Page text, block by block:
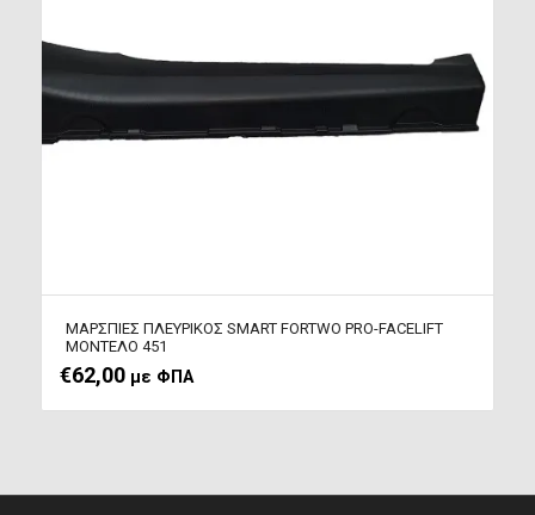
ΜΑΡΣΠΙΕΣ ΠΛΕΥΡΙΚΟΣ SMART FORTWΟ PRO-FACELIFT
ΜΟΝΤΕΛΟ 451
€62,00 με ΦΠΑ